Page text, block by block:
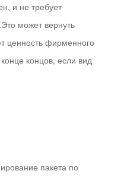
и не требует
может вернуть
ценность фирменного
концов, если вид
пакета по